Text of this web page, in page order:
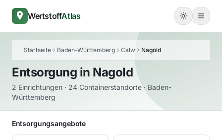
WertstoffAtlas
Startseite Baden-Württemberg Calw Nagold
Entsorgung in Nagold
2 Einrichtungen · 24 Containerstandorte · Baden-
Württemberg
Entsorgungsangebote